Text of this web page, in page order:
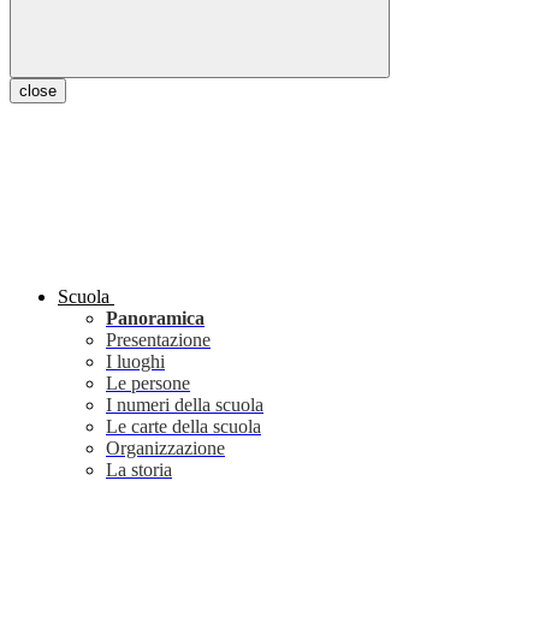
close
Scuola
Panoramica
Presentazione
I luoghi
Le persone
I numeri della scuola
Le carte della scuola
Organizzazione
La storia